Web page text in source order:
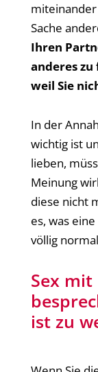
Sache
Ihren
anderes
weil Sie
In der
wichtig ist
lieben,
Meinung
diese nicht
es, was
völlig
Sex
ist zu